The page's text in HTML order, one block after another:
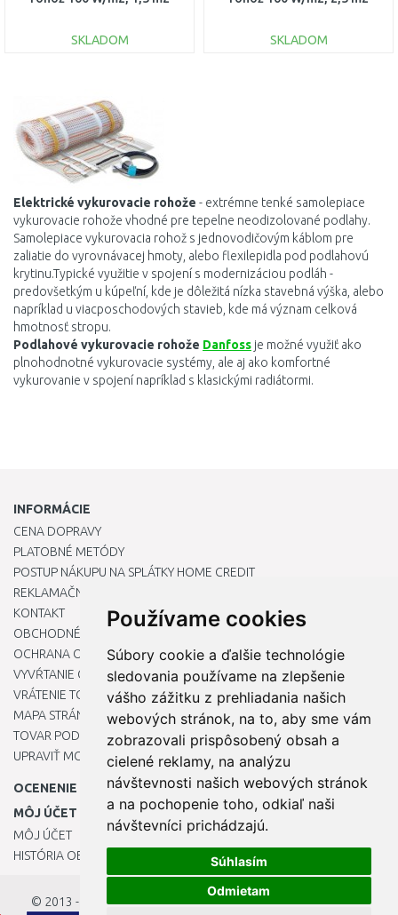
Používame cookies
Súbory cookie a ďalšie technológie
sledovania používame na zlepšenie
vášho zážitku z prehliadania našich
webových stránok, na to, aby sme vám
zobrazovali prispôsobený obsah a
cielené reklamy, na analýzu
návštevnosti našich webových stránok
a na pochopenie toho, odkiaľ naši
návštevníci prichádzajú.
Súhlasím
Odmietam
SKLADOM
Porovnať
SKLADOM
Elektrické vykurovacie rohože - extrémne tenké samolepiace
vykurovacie rohože vhodné pre tepelne neodizolované podlahy.
Samolepiace vykurovacia rohož s jednovodičovým káblom pre
zaliatie do vyrovnávacej hmoty, alebo flexilepidla pod podlahovú
krytinu.Typické využitie v spojení s modernizáciou podláh -
predovšetkým u kúpeľní, kde je dôležitá nízka stavebná výška, alebo
napríklad u viacposchodových stavieb, kde má význam celková
hmotnosť stropu.
Podlahové vykurovacie rohože Danfoss je možné využiť ako
plnohodnotné vykurovacie systémy, ale aj ako komfortné
vykurovanie v spojení napríklad s klasickými radiátormi.
INFORMÁCIE
CENA DOPRAVY
PLATOBNÉ METÓDY
POSTUP NÁKUPU NA SPLÁTKY HOME CREDIT
REKLAMAČNÝ PORIADOK
KONTAKT
OBCHODNÉ PODMIENKY
OCHRANA OSOBNÝCH ÚDAJOV
VYVŔTANIE OTVORU DO DREZU PRE KUCHYNSKÚ BATÉRIU
VRÁTENIE TOVARU / REKLAMÁCIE
MAPA STRÁNOK
TOVAR PODĽA ZNAČIEK
UPRAVIŤ MOJE PREDVOĽBY COOKIES
OCENENIE
MÔJ ÚČET
MÔJ ÚČET
HISTÓRIA OBJEDNÁVOK
© 2013 - 2026OKmarket.sk